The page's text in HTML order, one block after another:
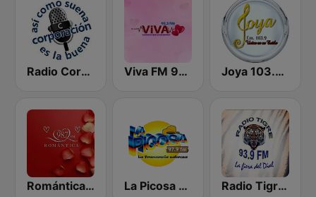
Radio Corporación (YNOW) Viva FM 98.3 FM Joya 103.9 FM
Romántica 98.7 FM La Picosa 97.9 FM Radio Tigre 93.9 FM